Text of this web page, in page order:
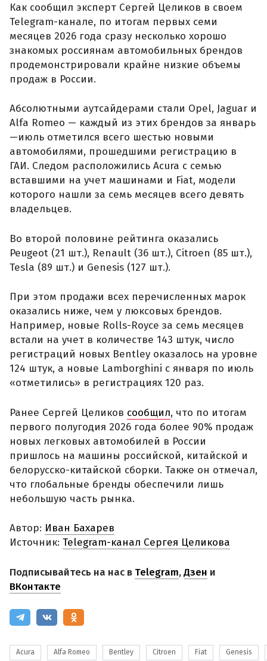
Как сообщил эксперт Сергей Целиков в своем
Telegram-канале, по итогам первых семи
месяцев 2026 года сразу несколько хорошо
знакомых россиянам автомобильных брендов
продемонстрировали крайне низкие объемы
продаж в России.
Абсолютными аутсайдерами стали Opel, Jaguar и
Alfa Romeo — каждый из этих брендов за январь
—июль отметился всего шестью новыми
автомобилями, прошедшими регистрацию в
ГАИ. Следом расположились Acura с семью
вставшими на учет машинами и Fiat, модели
которого нашли за семь месяцев всего девять
владельцев.
Во второй половине рейтинга оказались
Peugeot (21 шт.), Renault (36 шт.), Citroen (85 шт.),
Tesla (89 шт.) и Genesis (127 шт.).
При этом продажи всех перечисленных марок
оказались ниже, чем у люксовых брендов.
Например, новые Rolls-Royce за семь месяцев
встали на учет в количестве 143 штук, число
регистраций новых Bentley оказалось на уровне
124 штук, а новые Lamborghini с января по июль
«отметились» в регистрациях 120 раз.
Ранее Сергей Целиков сообщил, что по итогам
первого полугодия 2026 года более 90% продаж
новых легковых автомобилей в России
пришлось на машины российской, китайской и
белорусско-китайской сборки. Также он отмечал,
что глобальные бренды обеспечили лишь
небольшую часть рынка.
Автор: Иван Бахарев
Источник: Telegram-канал Сергея Целикова
Подписывайтесь на нас в Telegram,Дзен и
ВКонтакте
Acura Alfa Romeo Bentley Citroen Fiat Genesis